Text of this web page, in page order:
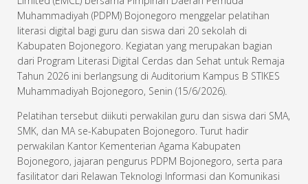
Muhammadiyah (PDPM) Bojonegoro menggelar pelatihan
literasi digital bagi guru dan siswa dari 20 sekolah di
Kabupaten Bojonegoro. Kegiatan yang merupakan bagian
dari Program Literasi Digital Cerdas dan Sehat untuk Remaja
Tahun 2026 ini berlangsung di Auditorium Kampus B STIKES
Muhammadiyah Bojonegoro, Senin (15/6/2026).
Pelatihan tersebut diikuti perwakilan guru dan siswa dari SMA,
SMK, dan MA se-Kabupaten Bojonegoro. Turut hadir
perwakilan Kantor Kementerian Agama Kabupaten
Bojonegoro, jajaran pengurus PDPM Bojonegoro, serta para
fasilitator dari Relawan Teknologi Informasi dan Komunikasi